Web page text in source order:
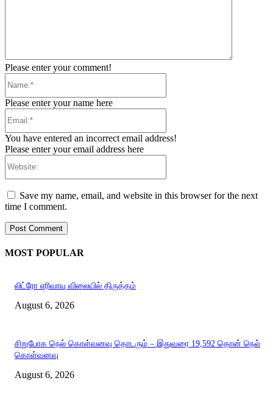
Please enter your comment!
Please enter your name here
You have entered an incorrect email address!
Please enter your email address here
Save my name, email, and website in this browser for the next
time I comment.
MOST POPULAR
லிட்ரோ எரிவாயு விலையில் திருத்தம்
August 6, 2026
சிறுபோக நெல் கொள்வனவு தொடரும் – இதுவரை 19,592 தொன் நெல்
கொள்வனவு
August 6, 2026